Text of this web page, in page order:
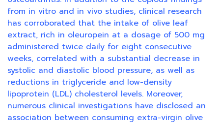
from in vitro and in vivo studies, clinical research
has corroborated that the intake of olive leaf
extract, rich in oleuropein at a dosage of 500 mg
administered twice daily for eight consecutive
weeks, correlated with a substantial decrease in
systolic and diastolic blood pressure, as well as
reductions in triglyceride and low-density
lipoprotein (LDL) cholesterol levels. Moreover,
numerous clinical investigations have disclosed an
association between consuming extra-virgin olive